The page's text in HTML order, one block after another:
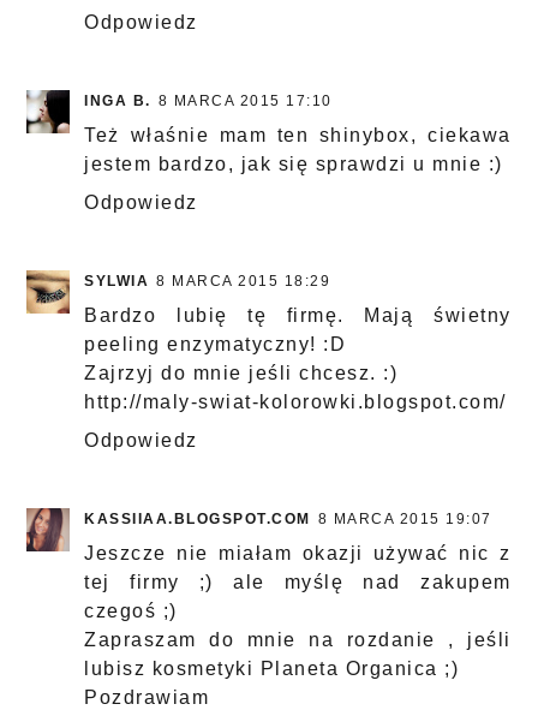
Odpowiedz
INGA B. 8 MARCA 2015 17:10
Też właśnie mam ten shinybox, ciekawa
jestem bardzo, jak się sprawdzi u mnie :)
Odpowiedz
SYLWIA 8 MARCA 2015 18:29
Bardzo lubię tę firmę. Mają świetny
peeling enzymatyczny! :D
Zajrzyj do mnie jeśli chcesz. :)
http://maly-swiat-kolorowki.blogspot.com/
Odpowiedz
KASSIIAA.BLOGSPOT.COM 8 MARCA 2015 19:07
Jeszcze nie miałam okazji używać nic z
tej firmy ;) ale myślę nad zakupem
czegoś ;)
Zapraszam do mnie na rozdanie , jeśli
lubisz kosmetyki Planeta Organica ;)
Pozdrawiam